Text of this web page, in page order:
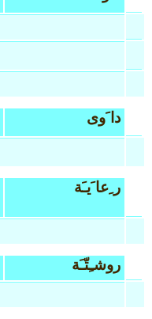
دا َوى
ر ِعا َيـَة
روشـِتّـَة